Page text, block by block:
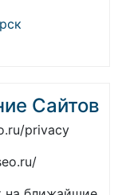
Сайтов
privacy